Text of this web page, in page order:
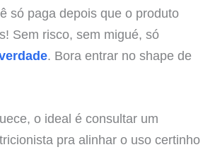
só paga depois que o produto
Sem risco, sem migué, só
. Bora entrar no shape de
o ideal é consultar um
pra alinhar o uso certinho